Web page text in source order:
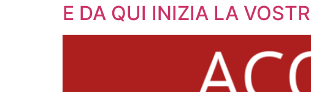
E DA QUI INIZIA LA